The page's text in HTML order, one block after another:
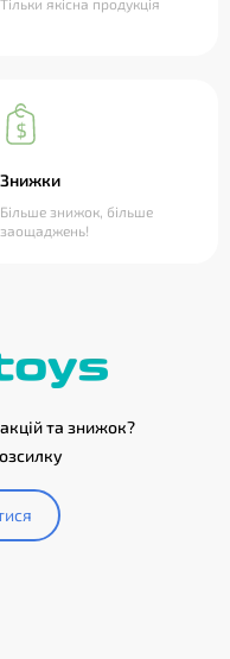
Тільки якісна продукція
Знижки
Більше знижок, більше
заощаджень!
та знижок?